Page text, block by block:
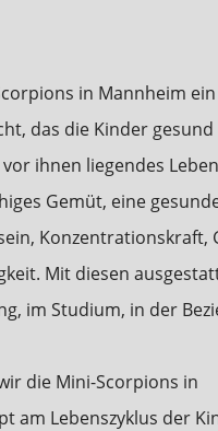
in Mannheim ein
das die Kinder
ihnen liegendes Leben
Gemüt, eine
Konzentrationskraft,
Mit diesen
im Studium, in der
die Mini-Scorpions in
am Lebenszyklus der